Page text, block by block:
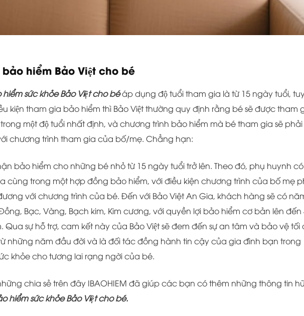
hiểm Bảo Việt cho bé
hiểm sức khỏe Bảo Việt cho béáp dụng độ tuổi tham gia là từ 15 ngày tuổi,
kiện tham gia bảo hiểm thì Bảo Việt thường quy định rằng bé sẽ được tham
một độ tuổi nhất định, và chương trình bảo hiểm mà bé tham gia sẽ phải
chương trình tham gia của bố/mẹ. Chẳng hạn:
bảo hiểm cho những bé nhỏ từ 15 ngày tuổi trở lên. Theo đó, phụ huynh
cùng trong một hợp đồng bảo hiểm, với điều kiện chương trình của bố mẹ
với chương trình của bé. Đến với Bảo Việt An Gia, khách hàng sẽ có
Bạc, Vàng, Bạch kim, Kim cương, với quyền lợi bảo hiểm cơ bản lên đến
sự hỗ trợ, cam kết này của Bảo Việt sẽ đem đến sự an tâm và bảo vệ tối
những năm đầu đời và là đối tác đồng hành tin cậy của gia đình bạn trong
khỏe cho tương lai rạng ngời của bé.
chia sẻ trên đây IBAOHIEM đã giúp các bạn có thêm những thông tin
hiểm sức khỏe Bảo Việt cho bé.